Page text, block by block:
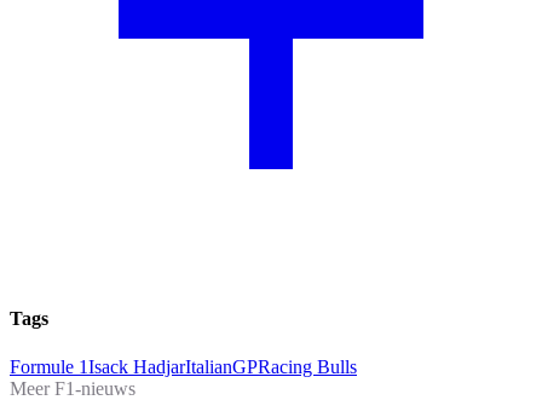
Tags
Formule 1Isack HadjarItalianGPRacing Bulls
Meer F1-nieuws